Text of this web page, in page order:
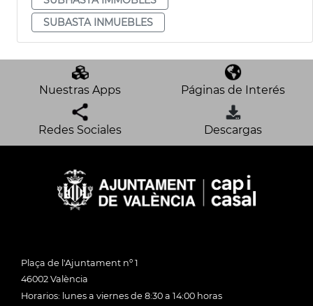
SUBASTA INMUEBLES
Nuestras Apps Páginas de Interés
Redes Sociales Descargas
Plaça de l'Ajuntament nº 1
46002 València
Horarios: lunes a viernes de 8:30 a 14:00 horas